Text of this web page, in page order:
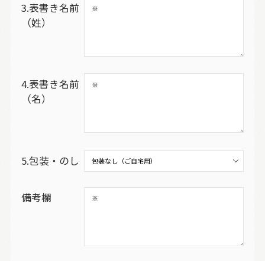
3.表書き名前
（姓）
4.表書き名前
（名）
5.包装・のし
備考欄